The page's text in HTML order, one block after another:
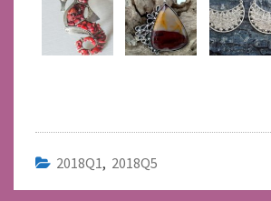
2018Q1, 2018Q5